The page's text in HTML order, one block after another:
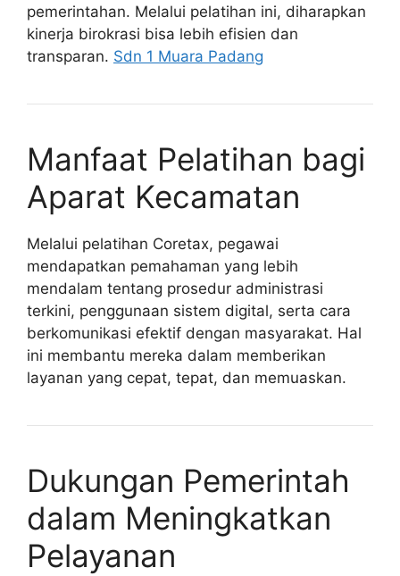
pemerintahan. Melalui pelatihan ini, diharapkan
kinerja birokrasi bisa lebih efisien dan
transparan. Sdn 1 Muara Padang
Manfaat Pelatihan bagi
Aparat Kecamatan
Melalui pelatihan Coretax, pegawai
mendapatkan pemahaman yang lebih
mendalam tentang prosedur administrasi
terkini, penggunaan sistem digital, serta cara
berkomunikasi efektif dengan masyarakat. Hal
ini membantu mereka dalam memberikan
layanan yang cepat, tepat, dan memuaskan.
Dukungan Pemerintah
dalam Meningkatkan
Pelayanan